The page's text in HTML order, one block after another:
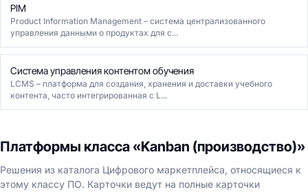
PIM
Product Information Management – система централизованного
управления данными о продуктах для с...
Система управления контентом обучения
LCMS – платформа для создания, хранения и доставки учебного
контента, часто интегрированная с L...
Платформы класса «Kanban (производство)»
Решения из каталога Цифрового маркетплейса, относящиеся к
этому классу ПО. Карточки ведут на полные карточки